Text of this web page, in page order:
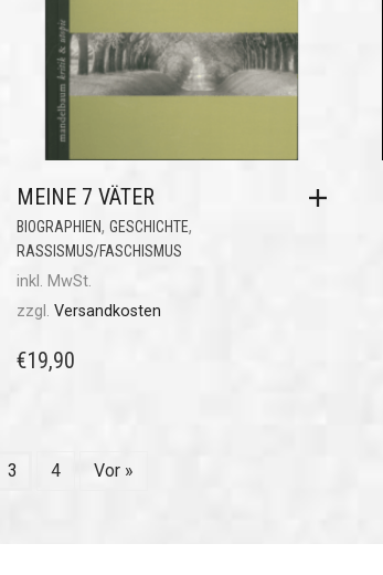
MEINE 7 VÄTER
BIOGRAPHIEN, GESCHICHTE,
RASSISMUS/FASCHISMUS
inkl. MwSt.
zzgl. Versandkosten
€19,90
3 4 Vor »